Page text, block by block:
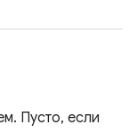
Пусто, если